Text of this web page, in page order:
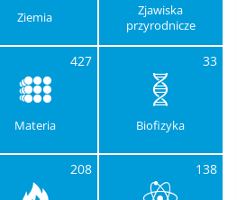
Ziemia
Zjawiska
przyrodnicze
427
Materia
33
Biofizyka
208 138